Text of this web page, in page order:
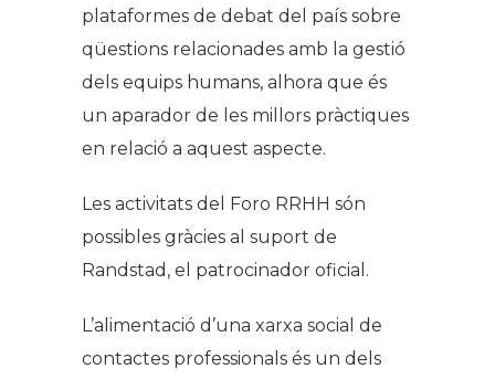
plataformes de debat del país sobre
qüestions relacionades amb la gestió
dels equips humans, alhora que és
un aparador de les millors pràctiques
en relació a aquest aspecte.
Les activitats del Foro RRHH són
possibles gràcies al suport de
Randstad, el patrocinador oficial.
L’alimentació d’una xarxa social de
contactes professionals és un dels